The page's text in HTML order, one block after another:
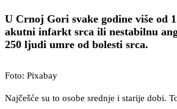
U Crnoj Gori svake godine više od
akutni infarkt srca ili nestabilnu
250 ljudi umre od bolesti srca.
Foto: Pixabay
Najčešće su to osobe srednje i starije dobi.